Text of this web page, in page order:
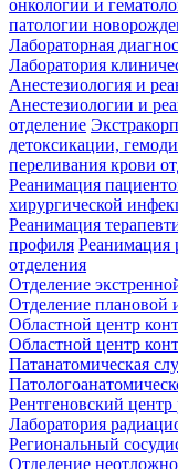
онкологии и
патологии
Лабораторная
Лаборатория
Анестезиология и
Анестезиологии и
отделение
детоксикации,
переливания крови
Реанимация
хирургической
Реанимация
профиля Реанимация
отделения
Отделение
Отделение плановой
Областной центр
Областной центр
Патанатомическая
Рентгеновский центр
Лаборатория
Региональный
Отделение